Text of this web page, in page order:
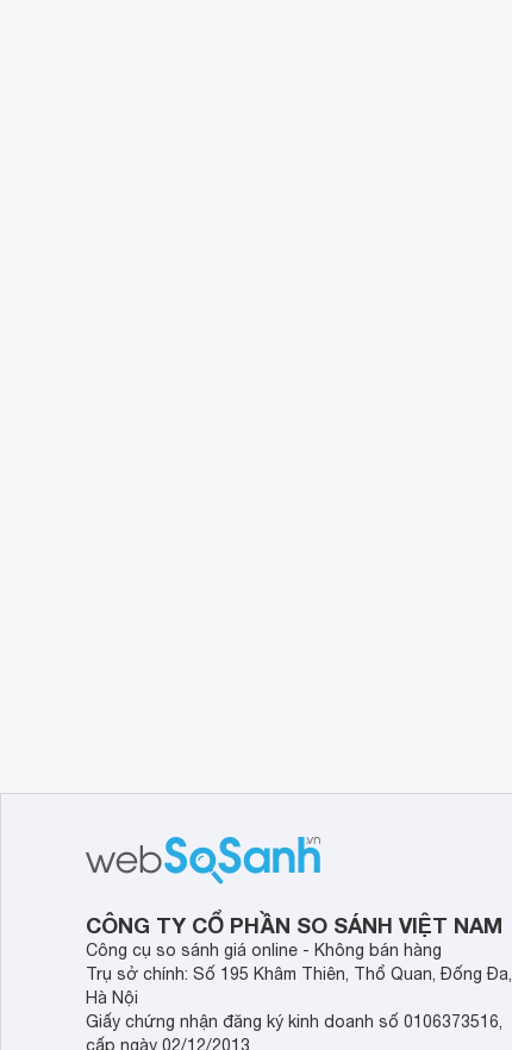
CÔNG TY CỔ PHẦN SO SÁNH VIỆT NAM
Công cụ so sánh giá online - Không bán hàng
Trụ sở chính: Số 195 Khâm Thiên, Thổ Quan, Đống Đa,
Hà Nội
Giấy chứng nhận đăng ký kinh doanh số 0106373516,
cấp ngày 02/12/2013